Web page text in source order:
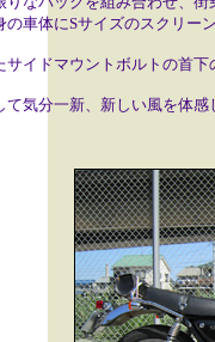
の車体にSサイズのスクリー
サイドマウントボルトの首
て気分一新、新しい風を体